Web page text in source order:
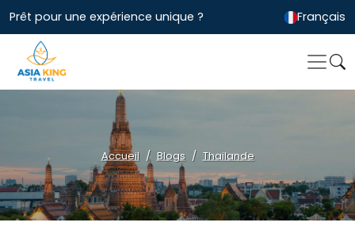
Prêt pour une expérience unique ? Français
Accueil Blogs Thailande